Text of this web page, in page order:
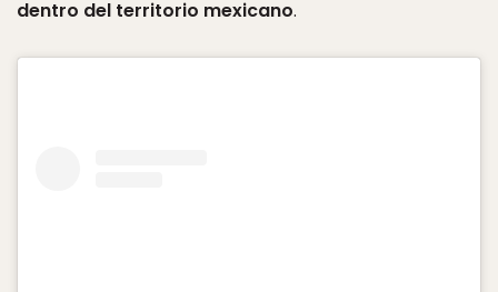
dentro del territorio mexicano.